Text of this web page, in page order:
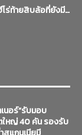
โร่ท้ายสิบล้อที่ยังมี…
นอร์”รับมอบ
ใหญ่ 40 คัน รองรับ